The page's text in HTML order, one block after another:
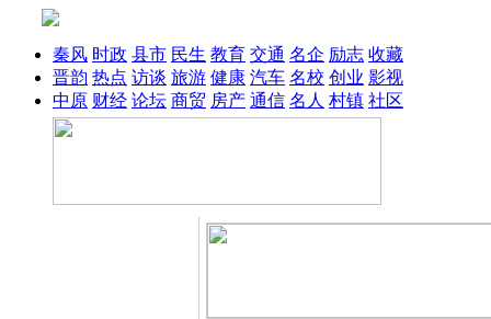
秦风 时政 县市 民生 教育 交通 名企 励志 收藏
晋韵 热点 访谈 旅游 健康 汽车 名校 创业 影视
中原 财经 论坛 商贸 房产 通信 名人 村镇 社区